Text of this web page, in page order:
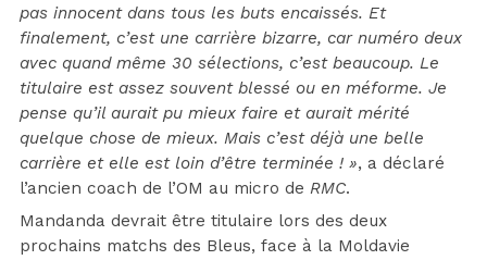
pas innocent dans tous les buts encaissés. Et
finalement, c’est une carrière bizarre, car numéro deux
avec quand même 30 sélections, c’est beaucoup. Le
titulaire est assez souvent blessé ou en méforme. Je
pense qu’il aurait pu mieux faire et aurait mérité
quelque chose de mieux. Mais c’est déjà une belle
carrière et elle est loin d’être terminée ! », a déclaré
l’ancien coach de l’OM au micro de RMC.
Mandanda devrait être titulaire lors des deux
prochains matchs des Bleus, face à la Moldavie